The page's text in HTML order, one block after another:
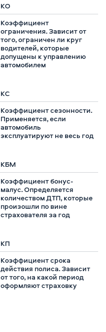
КО
Коэффициент
ограничения. Зависит от
того, ограничен ли круг
водителей, которые
допущены к управлению
автомобилем
КС
Коэффициент сезонности.
Применяется, если
автомобиль
эксплуатируют не весь год
КБМ
Коэффициент бонус-
малус. Определяется
количеством ДТП, которые
произошли по вине
страхователя за год
КП
Коэффициент срока
действия полиса. Зависит
от того, на какой период
оформляют страховку